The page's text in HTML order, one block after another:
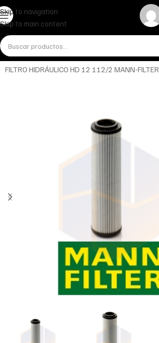
Skip to navigation
Skip to main content
InicioAceitesHidráulico
FILTRO HIDRÁULICO HD 12 112/2 MANN-FILTER